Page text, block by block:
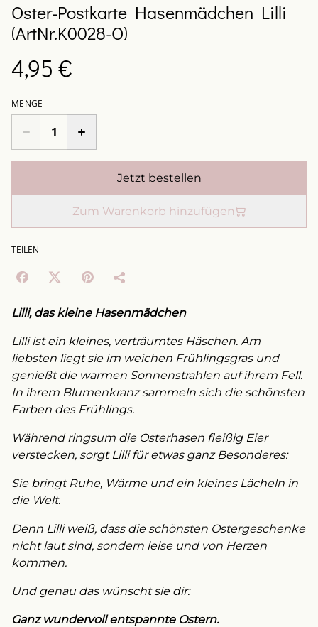
Oster-Postkarte Hasenmädchen Lilli
(ArtNr.K0028-O)
4,95 €
MENGE
Jetzt bestellen
Zum Warenkorb hinzufügen
TEILEN
Lilli, das kleine Hasenmädchen
Lilli ist ein kleines, verträumtes Häschen. Am
liebsten liegt sie im weichen Frühlingsgras und
genießt die warmen Sonnenstrahlen auf ihrem Fell.
In ihrem Blumenkranz sammeln sich die schönsten
Farben des Frühlings.
Während ringsum die Osterhasen fleißig Eier
verstecken, sorgt Lilli für etwas ganz Besonderes:
Sie bringt Ruhe, Wärme und ein kleines Lächeln in
die Welt.
Denn Lilli weiß, dass die schönsten Ostergeschenke
nicht laut sind, sondern leise und von Herzen
kommen.
Und genau das wünscht sie dir:
Ganz wundervoll entspannte Ostern.